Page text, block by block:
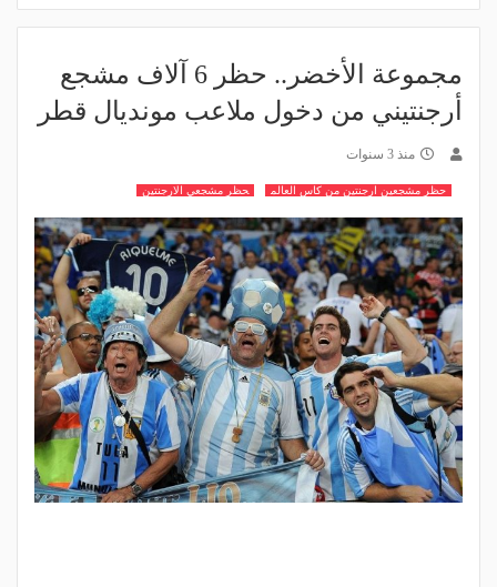
مجموعة الأخضر.. حظر 6 آلاف مشجع
أرجنتيني من دخول ملاعب مونديال قطر
منذ 3 سنوات
حظر مشجعين ارجنتين من كاس العالم حظر مشجعي الارجنتين